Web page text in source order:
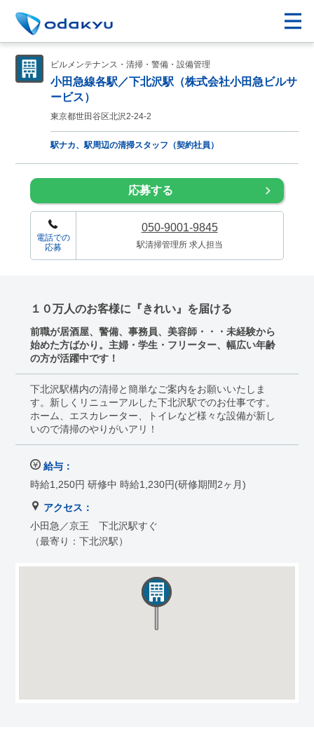
ビルメンテナンス・清掃・警備・設備管理
小田急線各駅／下北沢駅（株式会社小田急ビルサ
ービス）
東京都世田谷区北沢2-24-2
駅ナカ、駅周辺の清掃スタッフ（契約社員）
応募する
電話での
応募
050-9001-9845
駅清掃管理所 求人担当
１０万人のお客様に『きれい』を届ける
前職が居酒屋、警備、事務員、美容師・・・未経験から
始めた方ばかり。主婦・学生・フリーター、幅広い年齢
の方が活躍中です！
下北沢駅構内の清掃と簡単なご案内をお願いいたしま
す。新しくリニューアルした下北沢駅でのお仕事です。
ホーム、エスカレーター、トイレなど様々な設備が新し
いので清掃のやりがいアリ！
給与：
時給1,250円 研修中 時給1,230円(研修期間2ヶ月)
アクセス：
小田急／京王 下北沢駅すぐ
（最寄り：下北沢駅）